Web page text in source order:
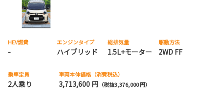
HEV燃費
-
エンジンタイプ
ハイブリッド
総排気量
1.5L+モーター
駆動方法
2WD FF
乗車定員
2人乗り
車両本体価格（消費税込）
3,713,600 円（税抜3,376,000 円）